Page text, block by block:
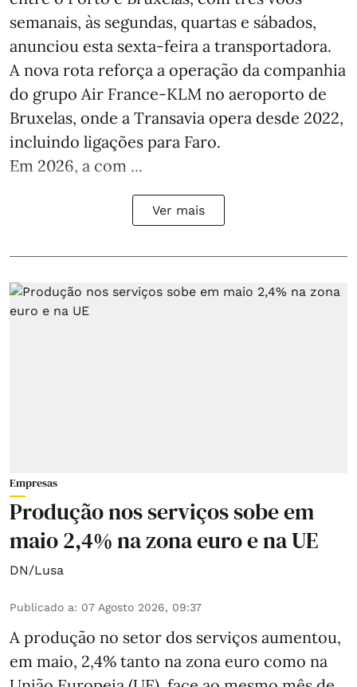
semanais, às segundas, quartas e sábados,
anunciou esta sexta-feira a transportadora.
A nova rota reforça a operação da companhia
do grupo Air France-KLM no aeroporto de
Bruxelas, onde a Transavia opera desde 2022,
incluindo ligações para Faro.
Em 2026, a com ...
Ver mais
Empresas
Produção nos serviços sobe em
maio 2,4% na zona euro e na UE
DN/Lusa
Publicado a: 07 Agosto 2026, 09:37
A produção no setor dos serviços aumentou,
em maio, 2,4% tanto na zona euro como na